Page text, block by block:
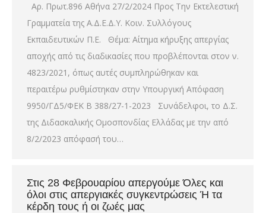
Αρ. Πρωτ.896 Αθήνα 27/2/2024 Προς Την Εκτελεστική
Γραμματεία της Α.Δ.Ε.Δ.Υ. Κοιν. Συλλόγους
Εκπαιδευτικών Π.Ε. Θέμα: Αίτημα κήρυξης απεργίας
αποχής από τις διαδικασίες που προβλέπονται στον ν.
4823/2021, όπως αυτές συμπληρώθηκαν και
περαιτέρω ρυθμίστηκαν στην Υπουργική Απόφαση
9950/ΓΔ5/ΦΕΚ Β 388/27-1-2023 Συνάδελφοι, το Δ.Σ.
της Διδασκαλικής Ομοσπονδίας Ελλάδας με την από
8/2/2023 απόφασή του…
Στις 28 Φεβρουαρίου απεργούμε Όλες και
όλοι στις απεργιακές συγκεντρώσεις Ή τα
κέρδη τους ή οι ζωές μας